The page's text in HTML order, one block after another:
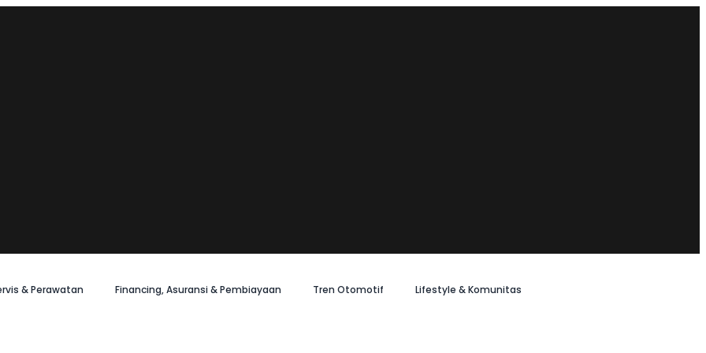
& Perawatan Financing, Asuransi & Pembiayaan Tren Otomotif Lifestyle & Komunitas